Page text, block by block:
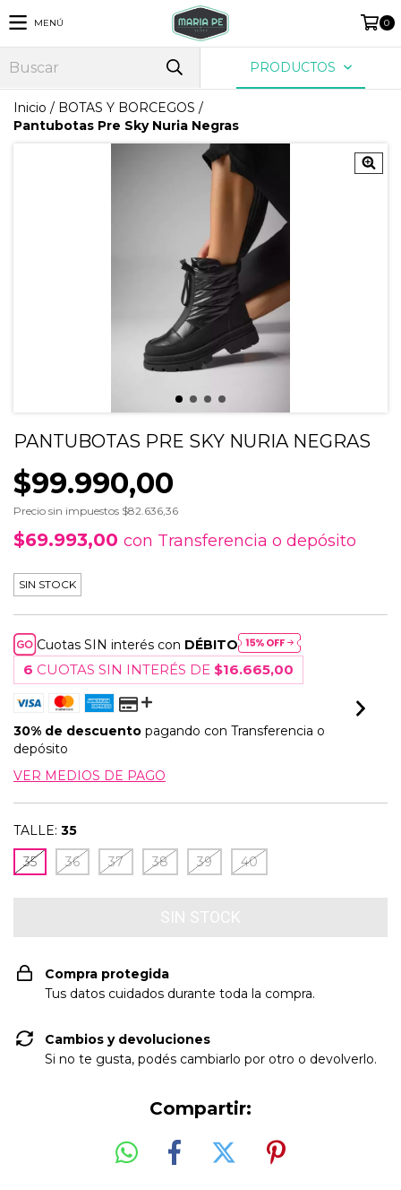
MENÚ 0
PRODUCTOS
Inicio / BOTAS Y BORCEGOS /
Pantubotas Pre Sky Nuria Negras
PANTUBOTAS PRE SKY NURIA NEGRAS
$99.990,00
Precio sin impuestos $82.636,36
$69.993,00 con Transferencia o depósito
SIN STOCK
Cuotas SIN interés con DÉBITO
6 CUOTAS SIN INTERÉS DE $16.665,00
30% de descuento pagando con Transferencia o
depósito
VER MEDIOS DE PAGO
TALLE: 35
35
36 37 38 39 40
Compra protegida
Tus datos cuidados durante toda la compra.
Cambios y devoluciones
Si no te gusta, podés cambiarlo por otro o devolverlo.
Compartir: